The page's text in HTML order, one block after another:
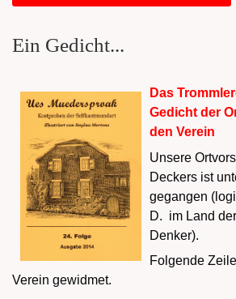
Ein Gedicht...
Das
Gedicht der
den Verein
Unsere
Deckers ist
gegangen
D. im Land
Denker).
Folgende
Verein gewidmet.